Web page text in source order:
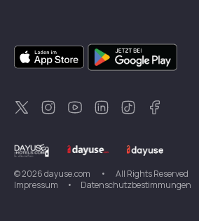
DayuseSingapur
DayuseZweden
DayuseThailand
DayuseNeuseeland
DayuseTürkei
©2026dayuse.com •
All Rights Reserved
Impressum
• Datenschutzbestimmungen